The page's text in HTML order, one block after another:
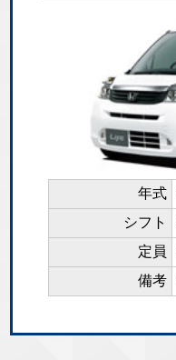
年式
シフト
定員
備考